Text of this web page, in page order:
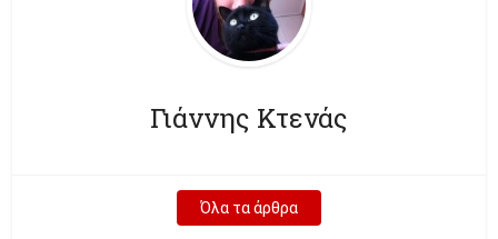
Γιάννης Κτενάς
Όλα τα άρθρα